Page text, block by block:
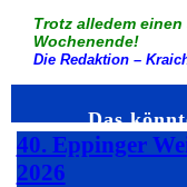
Trotz alledem
Wochenende!
Die Redaktion –
Das
40. Eppinger
2026